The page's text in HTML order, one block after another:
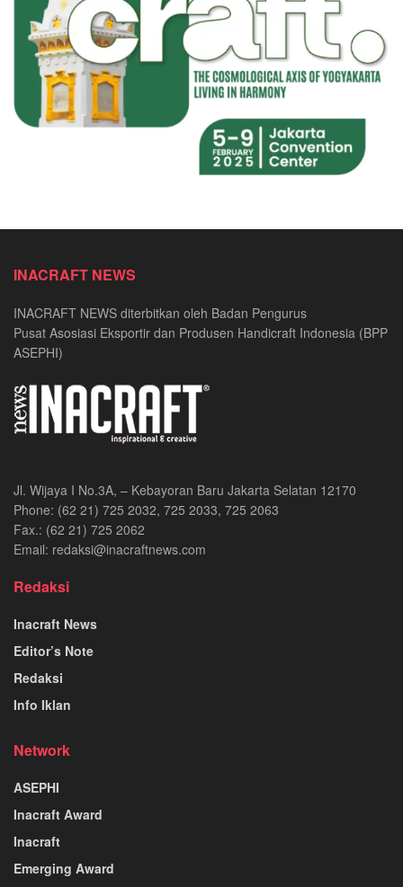
INACRAFT NEWS
INACRAFT NEWS diterbitkan oleh Badan Pengurus
Pusat Asosiasi Eksportir dan Produsen Handicraft Indonesia (BPP
ASEPHI)
Jl. Wijaya I No.3A, – Kebayoran Baru Jakarta Selatan 12170
Phone: (62 21) 725 2032, 725 2033, 725 2063
Fax.: (62 21) 725 2062
Email: redaksi@inacraftnews.com
Redaksi
Inacraft News
Editor’s Note
Redaksi
Info Iklan
Network
ASEPHI
Inacraft Award
Inacraft
Emerging Award